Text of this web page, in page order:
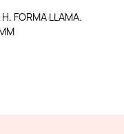
FORMA LLAMA.